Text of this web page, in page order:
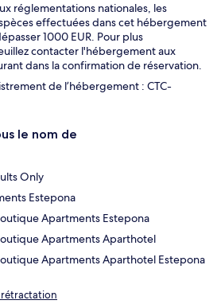
réglementations nationales, les
effectuées dans cet hébergement
1000 EUR. Pour plus
contacter l'hébergement aux
dans la confirmation de réservation.
de l’hébergement : CTC-
le nom de
Only
Estepona
Apartments Estepona
Apartments Aparthotel
Apartments Aparthotel Estepona